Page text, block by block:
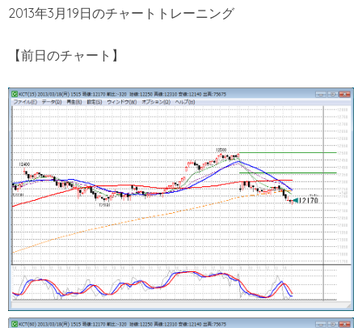
2013年3月19日のチャートトレーニング
【前日のチャート】